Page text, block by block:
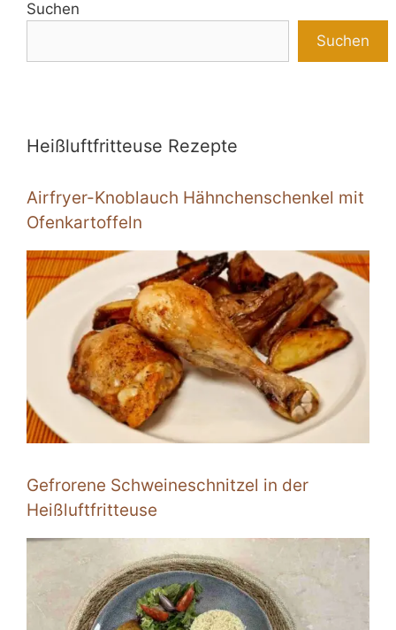
Suchen
Suchen
Heißluftfritteuse Rezepte
Airfryer-Knoblauch Hähnchenschenkel mit
Ofenkartoffeln
Gefrorene Schweineschnitzel in der
Heißluftfritteuse